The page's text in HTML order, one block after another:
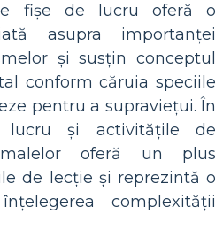
fișe de lucru oferă o
asupra importanței
și susțin conceptul
conform căruia speciile
pentru a supraviețui. În
lucru și activitățile de
oferă un plus
de lecție și reprezintă o
complexității